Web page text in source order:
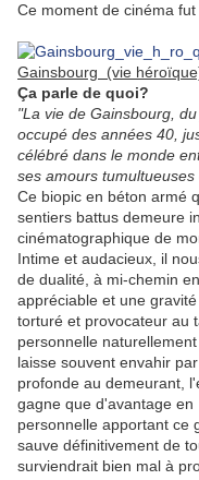
Ce moment de cinéma fut
Gainsbourg (vie
Ça parle de quoi?
"La vie de Gainsbourg,
occupé des années 40,
célébré dans le monde
ses amours
Ce biopic en béton armé
sentiers battus demeure
cinématographique de
Intime et audacieux, il
de dualité, à mi-chemin
appréciable et une
torturé et provocateur au
personnelle
laisse souvent envahir
profonde au demeurant,
gagne que d'avantage
personnelle apportant ce
sauve définitivement de
surviendrait bien mal à